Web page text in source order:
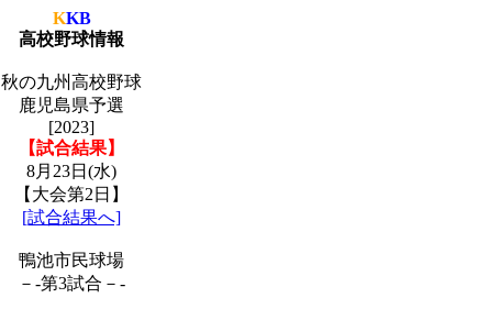
KKB
高校野球情報
秋の九州高校野球
鹿児島県予選
[2023]
【試合結果】
8月23日(水)
【大会第2日】
[試合結果へ]
鴨池市民球場
－-第3試合－-